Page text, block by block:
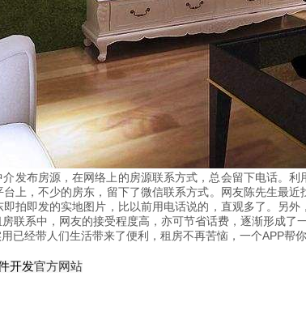
发布房源，在网络上的房源联系方式，总会留下电话。
上，不少的房东，留下了微信联系方式。网友陈先生最
拍即发的实地图片，比以前用电话说的，直观多了。另
联系中，网友的接受程度高，亦可节省话费，逐渐形成了
已经带人们生活带来了便利，租房不再苦恼，一个APP帮
开发官方网站